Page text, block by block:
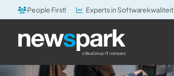
People First! Experts in Softwarekwaliteit